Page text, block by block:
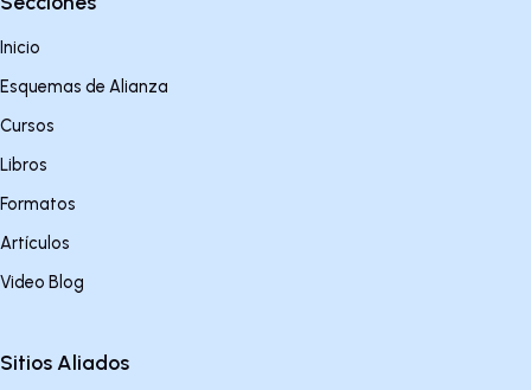
Inicio
Esquemas de Alianza
Cursos
Libros
Formatos
Artículos
Video Blog
Sitios Aliados